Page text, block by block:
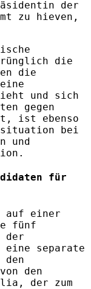
der
zu hieven,
die
die
und sich
gegen
ist ebenso
bei
und
für
auf einer
fünf
der
separate
den
den
der zum